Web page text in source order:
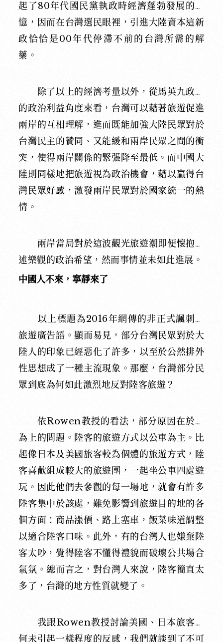
起了80年代國民黨執政時經濟蓬勃發展的記
憶，因而在台灣選民眼裡，引進大陸資本這新
政恰恰是00年代停滯不前的台灣所需的解
藥。
除了以上的經濟考量以外，從馬英九政府
的政治利益角度來看，台灣可以藉著旅遊促進
兩岸的互相理解，進而既能加強大陸民眾對於
台灣民主的贊同、又能緩和兩岸民眾之間的衝
突，使得兩岸關係的緊張降至最低。而中國大
陸則同樣地把旅遊視為政治機會，藉以贏得台
灣民眾好感，激發兩岸民眾對於國家統一的熱
情。
兩岸當局對於這波觀光旅遊潮即便懷抱上
述樂觀的政治希望，然而事情並未如此進展。
中國人不來，寧靜來了
以上標題為2016年網傳的非正式諷刺性
旅遊廣告語。顯而易見，部分台灣民眾對於大
陸人的印象已經惡化了許多，以至於公然排外
性思想成了一種主流現象。那麼，台灣部分民
眾到底為何如此激烈地反對陸客旅遊？
依Rowen教授的看法，部分原因在於行
為上的問題。陸客的旅遊方式以公車為主。比
起像日本及美國旅客較為個體的旅遊方式，陸
客喜歡組成較大的旅遊團，一起坐公車四處遊
玩。因此他們去參觀的每一場地，就會有許多
陸客集中於該處，難免影響到旅遊目的地的各
個方面：商品漲價、路上塞車，飯菜味道調整
以適合陸客口味。此外，有的台灣人也嫌棄陸
客太吵，覺得陸客不懂得禮貌而破壞公共場合
氣氛。總而言之，對台灣人來說，陸客簡直太
多了，台灣的地方性質就變了。
我跟Rowen教授討論美國、日本旅客為
何未引起一樣程度的反感，我們就談到了不可